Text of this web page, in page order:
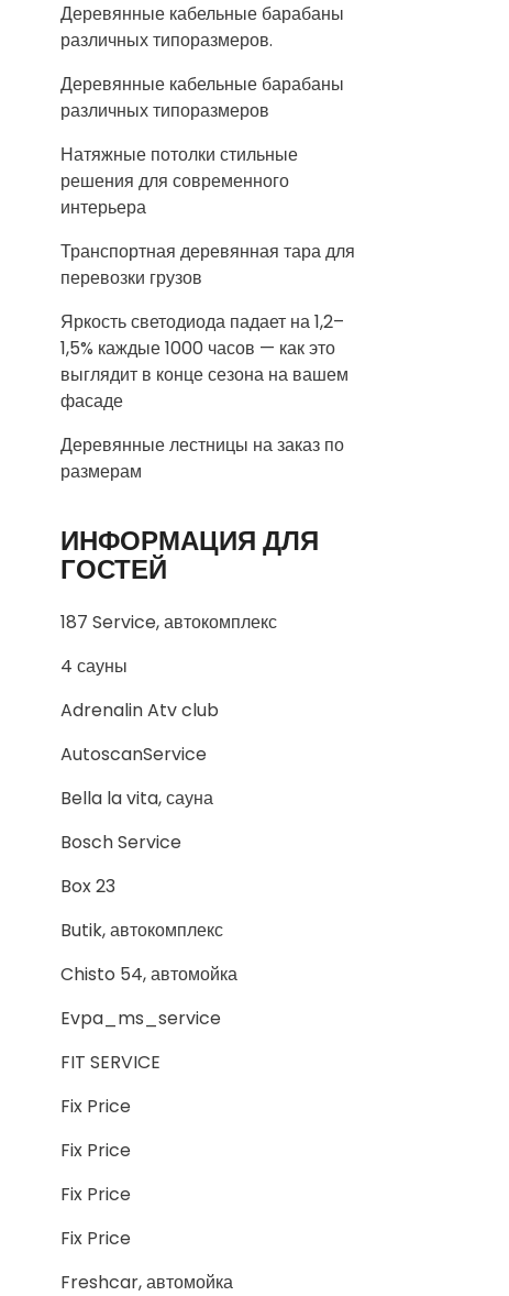
Деревянные кабельные барабаны
различных типоразмеров.
Деревянные кабельные барабаны
различных типоразмеров
Натяжные потолки стильные
решения для современного
интерьера
Транспортная деревянная тара для
перевозки грузов
Яркость светодиода падает на 1,2–
1,5% каждые 1000 часов — как это
выглядит в конце сезона на вашем
фасаде
Деревянные лестницы на заказ по
размерам
ИНФОРМАЦИЯ ДЛЯ
ГОСТЕЙ
187 Service, автокомплекс
4 сауны
Adrenalin Atv club
AutoscanService
Bella la vita, сауна
Bosch Service
Box 23
Butik, автокомплекс
Chisto 54, автомойка
Evpa_ms_service
FIT SERVICE
Fix Price
Fix Price
Fix Price
Fix Price
Freshcar, автомойка